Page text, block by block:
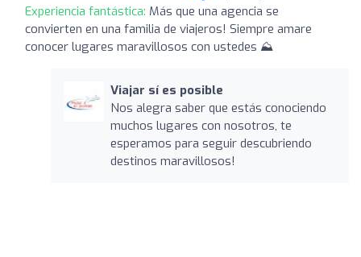
Experiencia fantástica: Más que una agencia se
convierten en una familia de viajeros! Siempre amare
conocer lugares maravillosos con ustedes ⛰️
Viajar sí es posible
Nos alegra saber que estás conociendo
muchos lugares con nosotros, te
esperamos para seguir descubriendo
destinos maravillosos!